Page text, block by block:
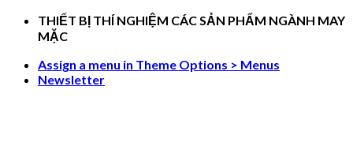
Skip
THIẾT BỊ THÍ NGHIỆM CÁC SẢN PHẨM NGÀNH MAY
MẶC
Assign a menu in Theme Options > Menus
Newsletter